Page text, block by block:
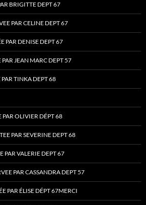
BRIGITTE DEPT 67
PAR CELINE DEPT 67
PAR DENISE DEPT 67
JEAN MARC DEPT 57
TINKA DEPT 68
PAR OLIVIER DÉPT 68
PAR SEVERINE DEPT 68
PAR VALERIE DEPT 67
PAR CASSANDRA DEPT 57
PAR ÉLISE DÉPT 67MERCI